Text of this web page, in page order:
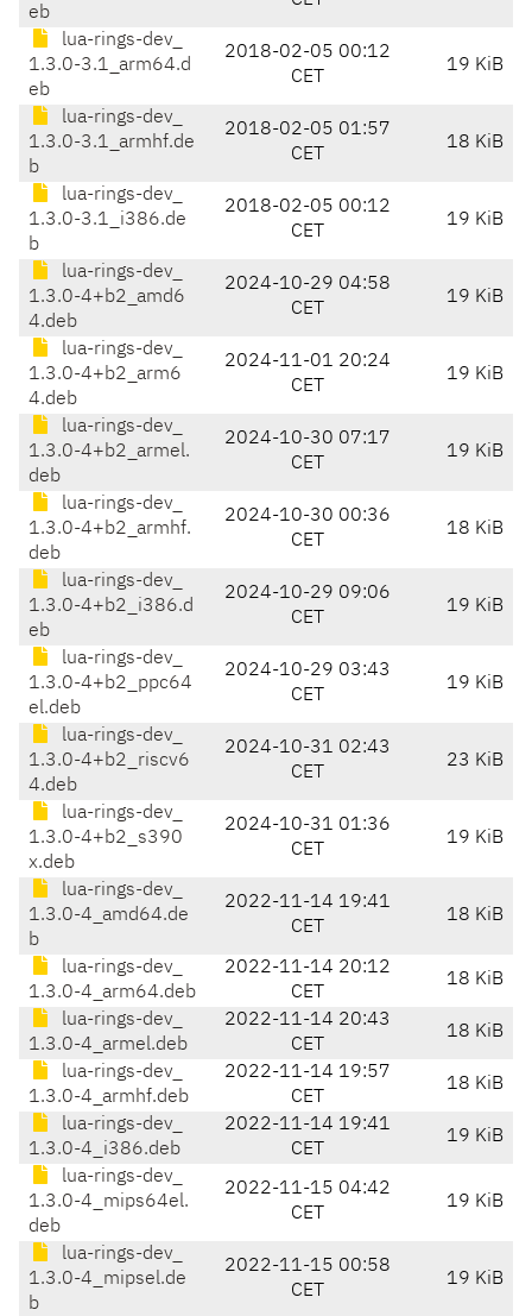
eb
lua-rings-dev_
1.3.0-3.1_arm64.d
eb
2018-02-05 00:12
CET
19 KiB
lua-rings-dev_
1.3.0-3.1_armhf.de
b
2018-02-05 01:57
CET
18 KiB
lua-rings-dev_
1.3.0-3.1_i386.de
b
2018-02-05 00:12
CET
19 KiB
lua-rings-dev_
1.3.0-4+b2_amd6
4.deb
2024-10-29 04:58
CET
19 KiB
lua-rings-dev_
1.3.0-4+b2_arm6
4.deb
2024-11-01 20:24
CET
19 KiB
lua-rings-dev_
1.3.0-4+b2_armel.
deb
2024-10-30 07:17
CET
19 KiB
lua-rings-dev_
1.3.0-4+b2_armhf.
deb
2024-10-30 00:36
CET
18 KiB
lua-rings-dev_
1.3.0-4+b2_i386.d
eb
2024-10-29 09:06
CET
19 KiB
lua-rings-dev_
1.3.0-4+b2_ppc64
el.deb
2024-10-29 03:43
CET
19 KiB
lua-rings-dev_
1.3.0-4+b2_riscv6
4.deb
2024-10-31 02:43
CET
23 KiB
lua-rings-dev_
1.3.0-4+b2_s390
x.deb
2024-10-31 01:36
CET
19 KiB
lua-rings-dev_
1.3.0-4_amd64.de
b
2022-11-14 19:41
CET
18 KiB
lua-rings-dev_
1.3.0-4_arm64.deb
2022-11-14 20:12
CET
18 KiB
lua-rings-dev_
1.3.0-4_armel.deb
2022-11-14 20:43
CET
18 KiB
lua-rings-dev_
1.3.0-4_armhf.deb
2022-11-14 19:57
CET
18 KiB
lua-rings-dev_
1.3.0-4_i386.deb
2022-11-14 19:41
CET
19 KiB
lua-rings-dev_
1.3.0-4_mips64el.
deb
2022-11-15 04:42
CET
19 KiB
lua-rings-dev_
1.3.0-4_mipsel.de
b
2022-11-15 00:58
CET
19 KiB